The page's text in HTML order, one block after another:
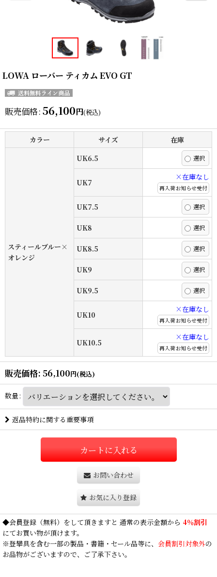
LOWA ローバー ティカム EVO GT
販売価格: 56,100円(税込)
カラー サイズ 在庫
スティールブルー×
オレンジ
UK6.5
UK7
×在庫なし
再入荷お知らせ受付
UK7.5
UK8
UK8.5
UK9
UK9.5
UK10
×在庫なし
再入荷お知らせ受付
UK10.5
×在庫なし
再入荷お知らせ受付
販売価格: 56,100円(税込)
数量:
返品特約に関する重要事項
カートに入れる
お問い合わせ
お気に入り登録
◆会員登録 （無料）をして頂きますと 通常の表示金額から 4％割引
にてお買い物が頂けます。
※登攀具を含む一部の製品・書籍・セール品等に、 会員割引対象外の
お品物がございますので、ご了承下さい。